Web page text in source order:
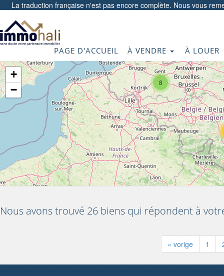
La traduction française n'est pas encore complète. Nous vous
PAGE D'ACCUEIL À VENDRE À LOUER
8
+
−
Nous avons trouvé 26 biens qui répondent à
« vorige 1